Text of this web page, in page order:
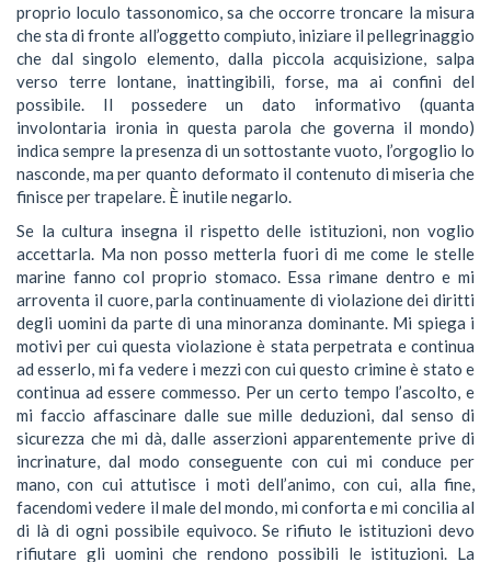
proprio loculo tassonomico, sa che occorre troncare la misura
che sta di fronte all’oggetto compiuto, iniziare il pellegrinaggio
che dal singolo elemento, dalla piccola acquisizione, salpa
verso terre lontane, inattingibili, forse, ma ai confini del
possibile. Il possedere un dato informativo (quanta
involontaria ironia in questa parola che governa il mondo)
indica sempre la presenza di un sottostante vuoto, l’orgoglio lo
nasconde, ma per quanto deformato il contenuto di miseria che
finisce per trapelare. È inutile negarlo.
Se la cultura insegna il rispetto delle istituzioni, non voglio
accettarla. Ma non posso metterla fuori di me come le stelle
marine fanno col proprio stomaco. Essa rimane dentro e mi
arroventa il cuore, parla continuamente di violazione dei diritti
degli uomini da parte di una minoranza dominante. Mi spiega i
motivi per cui questa violazione è stata perpetrata e continua
ad esserlo, mi fa vedere i mezzi con cui questo crimine è stato e
continua ad essere commesso. Per un certo tempo l’ascolto, e
mi faccio affascinare dalle sue mille deduzioni, dal senso di
sicurezza che mi dà, dalle asserzioni apparentemente prive di
incrinature, dal modo conseguente con cui mi conduce per
mano, con cui attutisce i moti dell’animo, con cui, alla fine,
facendomi vedere il male del mondo, mi conforta e mi concilia al
di là di ogni possibile equivoco. Se rifiuto le istituzioni devo
rifiutare gli uomini che rendono possibili le istituzioni. La